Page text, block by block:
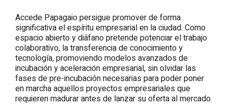
Accede Papagaio persigue promover de forma
significativa el espíritu empresarial en la ciudad. Como
espacio abierto y diáfano pretende potenciar el trabajo
colaborativo, la transferencia de conocimiento y
tecnología, promoviendo modelos avanzados de
incubación y aceleración empresarial, sin olvidar las
fases de pre-incubación necesarias para poder poner
en marcha aquellos proyectos empresariales que
requieren madurar antes de lanzar su oferta al mercado.